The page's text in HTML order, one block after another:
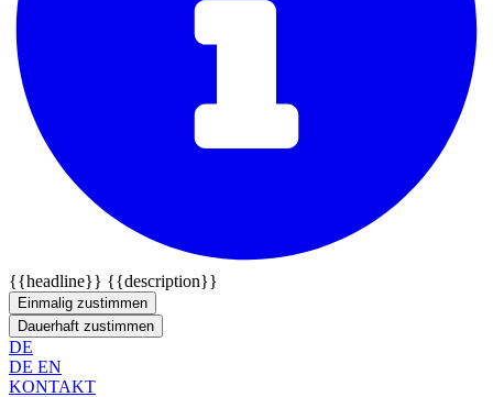
{{headline}} {{description}}
Einmalig zustimmen
Dauerhaft zustimmen
DE
DE EN
KONTAKT